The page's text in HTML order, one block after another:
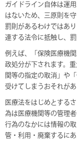
ガイドライン自体は運
はないため、三原則を
罰則があるわけではあ
連する法令に抵触し、
例えば、「保険医療機
政処分が下されます。
関等の指定の取消」や
受けてしまうおそれが
医療法をはじめとする
為は医療機関等の管理
行為のなかには情報の
管・利用・廃棄するに